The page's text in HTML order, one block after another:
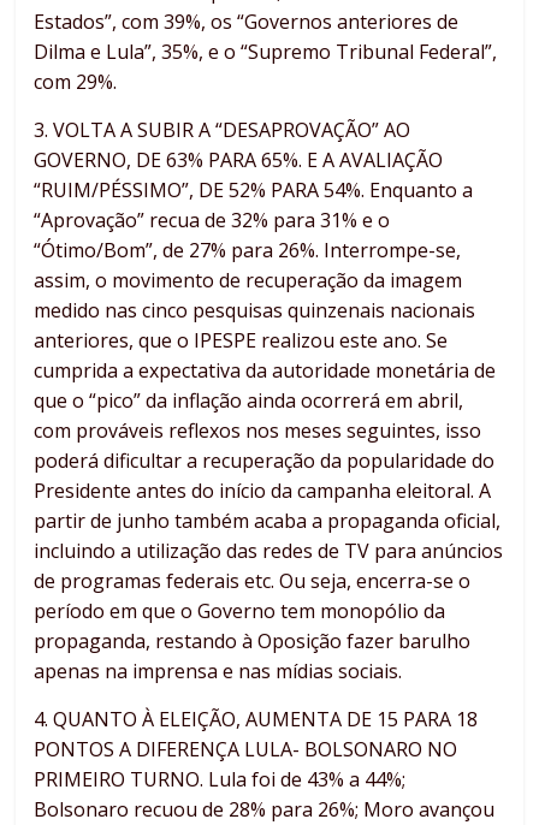
Estados”, com 39%, os “Governos anteriores de
Dilma e Lula”, 35%, e o “Supremo Tribunal Federal”,
com 29%.
3. VOLTA A SUBIR A “DESAPROVAÇÃO” AO
GOVERNO, DE 63% PARA 65%. E A AVALIAÇÃO
“RUIM/PÉSSIMO”, DE 52% PARA 54%. Enquanto a
“Aprovação” recua de 32% para 31% e o
“Ótimo/Bom”, de 27% para 26%. Interrompe-se,
assim, o movimento de recuperação da imagem
medido nas cinco pesquisas quinzenais nacionais
anteriores, que o IPESPE realizou este ano. Se
cumprida a expectativa da autoridade monetária de
que o “pico” da inflação ainda ocorrerá em abril,
com prováveis reflexos nos meses seguintes, isso
poderá dificultar a recuperação da popularidade do
Presidente antes do início da campanha eleitoral. A
partir de junho também acaba a propaganda oficial,
incluindo a utilização das redes de TV para anúncios
de programas federais etc. Ou seja, encerra-se o
período em que o Governo tem monopólio da
propaganda, restando à Oposição fazer barulho
apenas na imprensa e nas mídias sociais.
4. QUANTO À ELEIÇÃO, AUMENTA DE 15 PARA 18
PONTOS A DIFERENÇA LULA- BOLSONARO NO
PRIMEIRO TURNO. Lula foi de 43% a 44%;
Bolsonaro recuou de 28% para 26%; Moro avançou